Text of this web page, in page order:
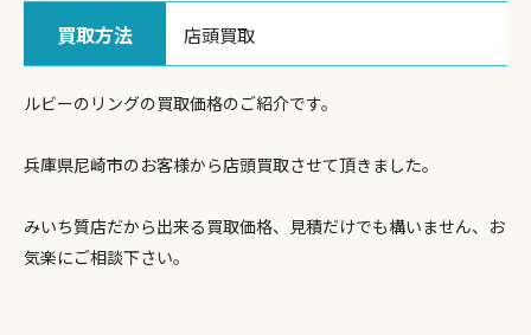
買取方法 店頭買取
ルビーのリングの買取価格のご紹介です。
兵庫県尼崎市のお客様から店頭買取させて頂きました。
みいち質店だから出来る買取価格、見積だけでも構いません、お
気楽にご相談下さい。